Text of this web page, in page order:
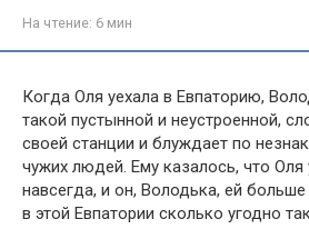
На чтение: 6 мин
Когда Оля уехала в Евпаторию,
такой пустынной и неустроенной,
своей станции и блуждает по
чужих людей. Ему казалось, что Оля
навсегда, и он, Володька, ей
в этой Евпатории сколько угодно